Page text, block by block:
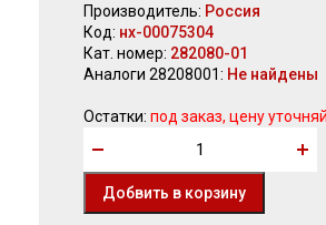
Производитель: Россия
Код: нх-00075304
Кат. номер: 282080-01
Аналоги 28208001: Не найдены
Остатки: под заказ, цену